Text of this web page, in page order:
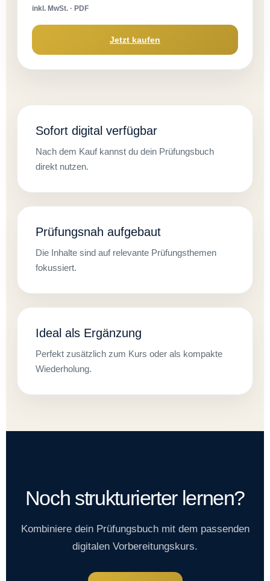
inkl. MwSt. · PDF
Jetzt kaufen
Sofort digital verfügbar
Nach dem Kauf kannst du dein Prüfungsbuch
direkt nutzen.
Prüfungsnah aufgebaut
Die Inhalte sind auf relevante Prüfungsthemen
fokussiert.
Ideal als Ergänzung
Perfekt zusätzlich zum Kurs oder als kompakte
Wiederholung.
Noch strukturierter lernen?
Kombiniere dein Prüfungsbuch mit dem passenden
digitalen Vorbereitungskurs.